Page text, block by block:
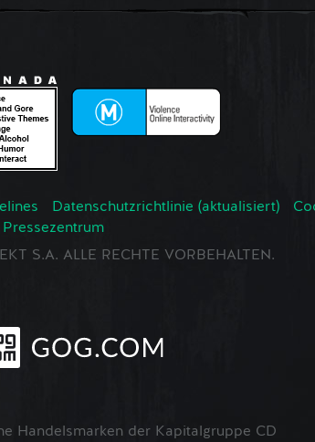
Datenschutzrichtlinie (aktualisiert)
Pressezentrum
S.A. ALLE RECHTE VORBEHALTEN.
Handelsmarken der Kapitalgruppe CD